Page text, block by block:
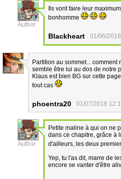
32
Author
Ils vont faire leur
bonhomme
Blackheart 01/06/
39
Partition au sommet...
semble être lui au dos de notre
Klaus est bien BG sur cette
tout cas
phoentra20 01/07/2018
32
Author
Petite maline à qui on ne
dans ce chapitre, grâce à
d'ailleurs, les deux
Yep, tu l'as dit, marre de
encore se vanter d'être